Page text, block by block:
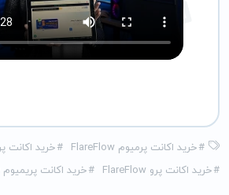
#خرید اکانت پرمیوم FlareFlow #خرید اکانت
#خرید اکانت پرو FlareFlow #خرید اکانت پریمیوم FlareFlow